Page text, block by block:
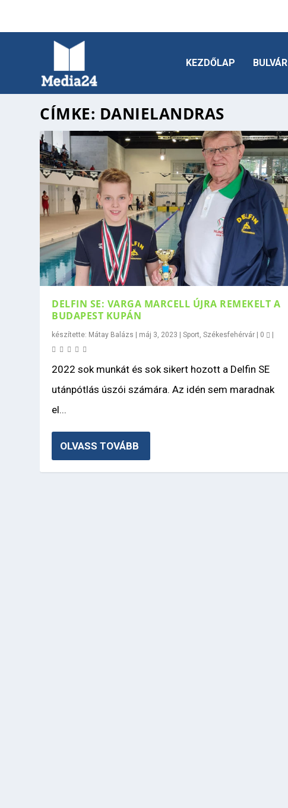
KEZDŐLAP BULVÁR
CÍMKE: DANIELANDRAS
DELFIN SE: VARGA MARCELL ÚJRA REMEKELT A
BUDAPEST KUPÁN
készítette: Mátay Balázs máj 3, 2023 |Sport,Székesfehérvár 0
2022 sok munkát és sok sikert hozott a Delfin SE
utánpótlás úszói számára. Az idén sem maradnak
el...
OLVASS TOVÁBB